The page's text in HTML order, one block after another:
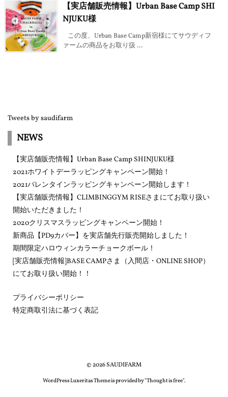
【実店舗販売情報】Urban Base Camp SHI
NJUKU様
この度、Urban Base Camp新宿様にてサウディフ
ァームの商品をお取り扱 ...
Tweets by saudifarm
NEWS
【実店舗販売情報】Urban Base Camp SHINJUKU様
2021ホワイトデーラッピングキャンペーン開始！
2021バレンタインラッピングキャンペーン開始します！
【実店舗販売情報】CLIMBINGGYM RISEさまにてお取り扱い
開始いただきました！
2020クリスマスラッピングキャンペーン開始！
新商品【PD9カバー】を実店舗先行販売開始しました！
期間限定ハロウィンカラーチョークボール！
[実店舗販売情報]BASE CAMPさま（入間店・ONLINE SHOP）
にてお取り扱い開始！！
プライバシーポリシー
特定商取引法に基づく表記
©2026SAUDIFARM
WordPress Luxeritas Theme is provided by "Thought is free".